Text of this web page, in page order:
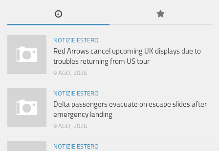
NOTIZIE ESTERO
Red Arrows cancel upcoming UK displays due to
troubles returning from US tour
9 AGO, 2026
NOTIZIE ESTERO
Delta passengers evacuate on escape slides after
emergency landing
9 AGO, 2026
NOTIZIE ESTERO